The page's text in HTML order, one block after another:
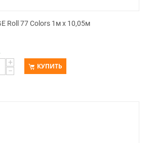
Roll 77 Colors 1м х 10,05м
+
−
КУПИТЬ